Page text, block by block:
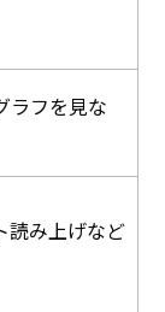
ラフを見な
読み上げなど